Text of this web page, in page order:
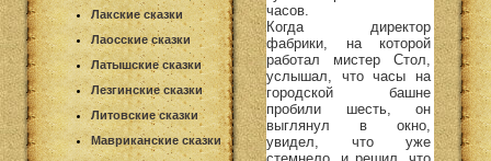
Лакские сказки
Лаосские сказки
Латышские сказки
Лезгинские сказки
Литовские сказки
Мавриканские сказки
часов.
Когда директор
фабрики, на которой
работал мистер Стол,
услышал, что часы на
городской башне
пробили шесть, он
выглянул в окно,
увидел, что уже